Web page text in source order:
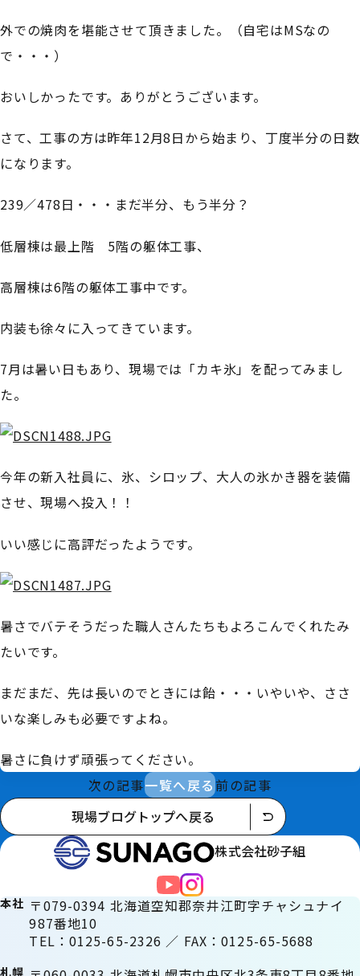
外での焼肉を堪能させて頂きました。（自宅はMSなの
で・・・）
おいしかったです。ありがとうございます。
さて、工事の方は昨年12月8日から始まり、丁度半分の日数
になります。
239／478日・・・まだ半分、もう半分？
低層棟は最上階 5階の躯体工事、
高層棟は6階の躯体工事中です。
内装も徐々に入ってきています。
7月は暑い日もあり、現場では「カキ氷」を配ってみまし
た。
今年の新入社員に、氷、シロップ、大人の氷かき器を装備
させ、現場へ投入！！
いい感じに高評だったようです。
暑さでバテそうだった職人さんたちもよろこんでくれたみ
たいです。
まだまだ、先は長いのでときには飴・・・いやいや、ささ
いな楽しみも必要ですよね。
暑さに負けず頑張ってください。
次の記事一覧へ戻る前の記事
現場ブログトップへ戻る
株式会社砂子組
本社 〒079-0394 北海道空知郡奈井江町字チャシュナイ
987番地10
TEL：0125-65-2326 ／ FAX：0125-65-5688
札幌